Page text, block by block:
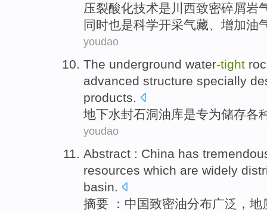
压裂酸化技术是 川西致密碎屑岩
同时也是科学开采气藏、 增加油
youdao
The underground water-tight
advanced structure specially
products.
地下水封石洞油库是专为储存各
youdao
Abstract : China has
resources which are widely
basin.
摘要 ： 中国致密油分布广泛 ，地